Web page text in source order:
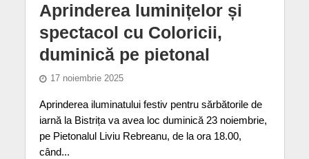
Aprinderea luminițelor și
spectacol cu Coloricii,
duminică pe pietonal
17 noiembrie 2025
Aprinderea iluminatului festiv pentru sărbătorile de
iarnă la Bistrița va avea loc duminică 23 noiembrie,
pe Pietonalul Liviu Rebreanu, de la ora 18.00,
când...